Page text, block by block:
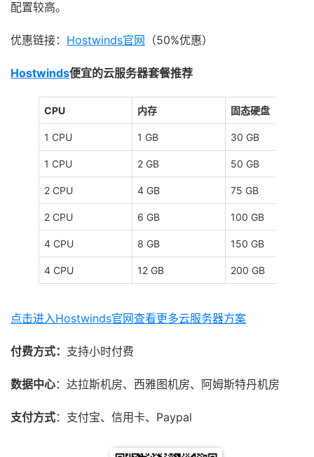
配置较高。
优惠链接： Hostwinds官网 （50%优惠）
Hostwinds便宜的云服务器套餐推荐
CPU 内存 固态硬盘
1 CPU 1 GB 30 GB
1 CPU 2 GB 50 GB
2 CPU 4 GB 75 GB
2 CPU 6 GB 100 GB
4 CPU 8 GB 150 GB
4 CPU 12 GB 200 GB
点击进入Hostwinds官网查看更多云服务器方案
付费方式： 支持小时付费
数据中心：达拉斯机房、西雅图机房、阿姆斯特丹机房
支付方式：支付宝、信用卡、Paypal